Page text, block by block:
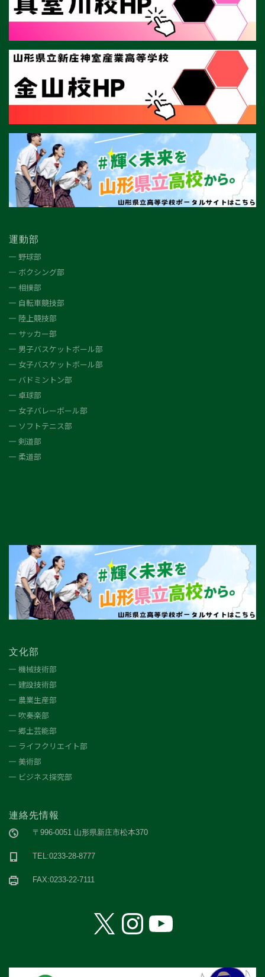
運動部
野球部
ボクシング部
相撲部
自転車競技部
陸上競技部
サッカー部
男子バスケットボール部
女子バスケットボール部
バドミントン部
卓球部
女子バレーボール部
ソフトテニス部
剣道部
柔道部
文化部
機械技術部
建設技術部
農業生産部
吹奏楽部
郷土芸能部
ライフクリエイト部
美術部
ビジネス探究部
連絡先情報
〒996-0051 山形県新庄市松本370
TEL:0233-28-8777
FAX:0233-22-7111
X Instagram
YouTube